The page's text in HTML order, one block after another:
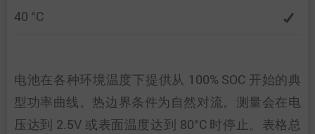
40 °C
电池在各种环境温度下提供从 100% SOC 开始的典
型功率曲线。热边界条件为自然对流。测量会在电
压达到 2.5V 或表面温度达到 80°C 时停止。表格总